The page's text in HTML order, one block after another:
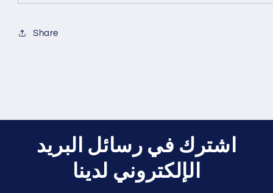
Share
اشترك في رسائل البريد
الإلكتروني لدينا